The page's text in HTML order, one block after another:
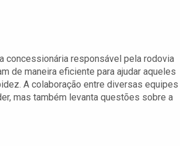
concessionária responsável pela rodovia
de maneira eficiente para ajudar aqueles
A colaboração entre diversas
mas também levanta questões sobre a